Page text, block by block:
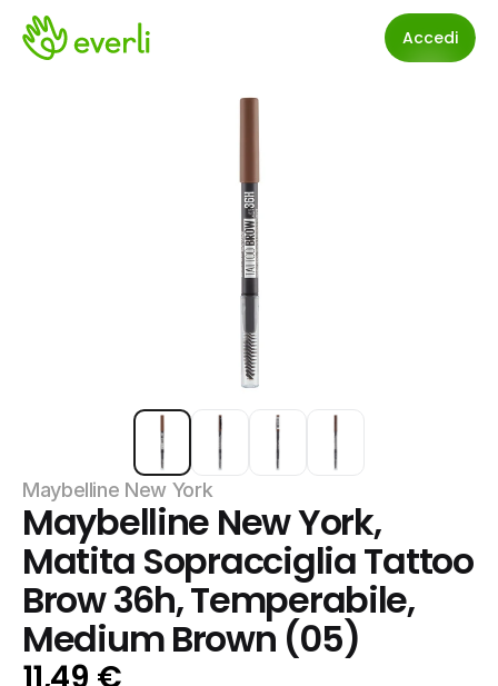
Accedi
Maybelline New York
Maybelline New York,
Matita Sopracciglia Tattoo
Brow 36h, Temperabile,
Medium Brown (05)